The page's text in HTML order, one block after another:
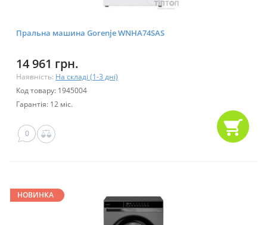
Пральна машина Gorenje WNHA74SAS
14 961 грн.
Наявність: На складі (1-3 дні)
Код товару: 1945004
Гарантія: 12 міс.
0
НОВИНКА